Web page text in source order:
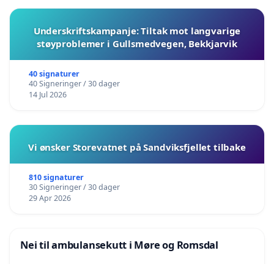
Underskriftskampanje: Tiltak mot langvarige
støyproblemer i Gullsmedvegen, Bekkjarvik
40 signaturer
40 Signeringer / 30 dager
14 Jul 2026
Vi ønsker Storevatnet på Sandviksfjellet tilbake
810 signaturer
30 Signeringer / 30 dager
29 Apr 2026
Nei til ambulansekutt i Møre og Romsdal